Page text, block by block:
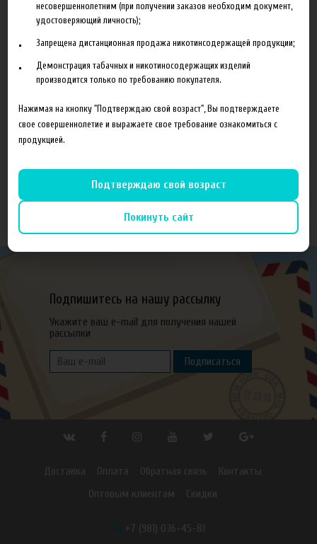
Растительный глицерин(VG)
Ароматизаторы
Соотношение компонентов,%:
70VG/30PG.
Жидкость производится с использованием американских
Объем флакона 30 мл.
Перед употреблением обязательно взболтать.
Подпишитесь на нашу рассылку
Укажите ваш e-mail для получения нашей
рассылки
Подписаться
Доставка Оплата Обратная связь
Контакты
Оптовым клиентам
Скидки
+7 (981) 036-45-81
несовершеннолетним (при получении заказов необходим документ,
удостоверяющий личность);
Запрещена дистанционная продажа никотинсодержащей продукции;
Демонстрация табачных и никотиносодержащих изделий
производится только по требованию покупателя.
Нажимая на кнопку "Подтверждаю свой возраст", Вы подтверждаете
свое совершеннолетие и выражаете свое требование ознакомиться с
продукцией.
Подтверждаю свой возраст
Покинуть сайт